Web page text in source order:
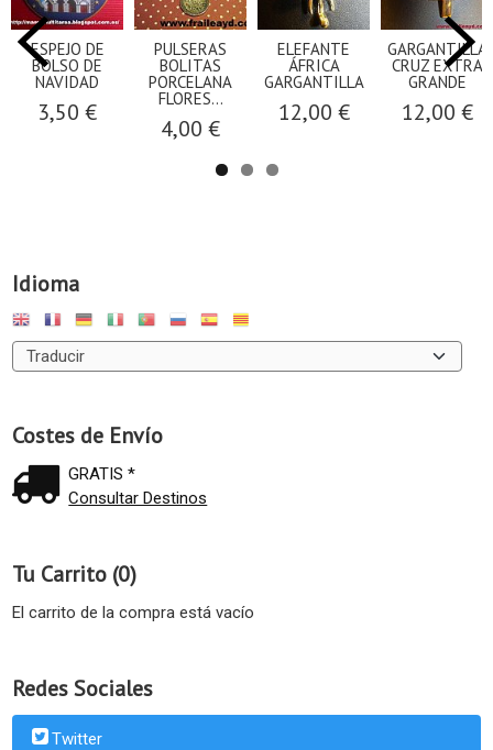
Idioma
Costes de Envío
GRATIS *
Consultar Destinos
Tu Carrito (0)
El carrito de la compra está vacío
Redes Sociales
Twitter
ESPEJO DE
BOLSO DE
NAVIDAD
3,50 €
PULSERAS
BOLITAS
PORCELANA
FLORES...
4,00 €
ELEFANTE
ÁFRICA
GARGANTILLA
12,00 €
GARGANTILLA
CRUZ EXTRA
GRANDE
12,00 €